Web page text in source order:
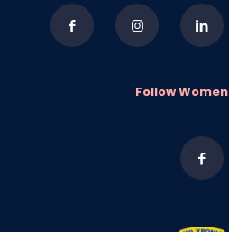
Follow